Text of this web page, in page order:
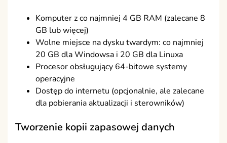
Komputer z co najmniej 4 GB RAM (zalecane 8
GB lub więcej)
Wolne miejsce na dysku twardym: co najmniej
20 GB dla Windowsa i 20 GB dla Linuxa
Procesor obsługujący 64-bitowe systemy
operacyjne
Dostęp do internetu (opcjonalnie, ale zalecane
dla pobierania aktualizacji i sterowników)
Tworzenie kopii zapasowej danych